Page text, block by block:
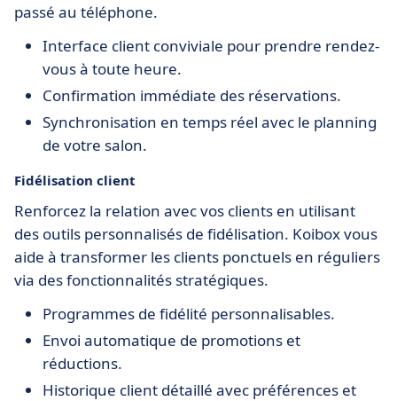
passé au téléphone.
Interface client conviviale pour prendre rendez-
vous à toute heure.
Confirmation immédiate des réservations.
Synchronisation en temps réel avec le planning
de votre salon.
Fidélisation client
Renforcez la relation avec vos clients en utilisant
des outils personnalisés de fidélisation. Koibox vous
aide à transformer les clients ponctuels en réguliers
via des fonctionnalités stratégiques.
Programmes de fidélité personnalisables.
Envoi automatique de promotions et
réductions.
Historique client détaillé avec préférences et